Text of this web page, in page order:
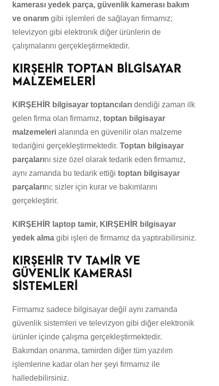
kamerası yedek parça, güvenlik kamerası bakım
ve onarım gibi işlemleri de sağlayan firmamız;
televizyon gibi elektronik diğer ürünlerin de
çalışmalarını gerçekleştirmektedir.
KIRŞEHİR TOPTAN BİLGİSAYAR
MALZEMELERİ
KIRŞEHİR bilgisayar toptancıları dendiği zaman ilk
gelen firma olan firmamız, toptan bilgisayar
malzemeleri alanında en güvenilir olan malzeme
tedariğini gerçekleştirmektedir. Toptan bilgisayar
parçalarını size özel olarak tedarik eden firmamız,
aynı zamanda bu tedarik ettiği toptan bilgisayar
parçalarını; sizler için kurar ve bakımlarını
gerçekleştirir.
KIRŞEHİR laptop tamir, KIRŞEHİR bilgisayar
yedek alma gibi işleri de firmamız da yaptırabilirsiniz.
KIRŞEHİR TV TAMİR VE
GÜVENLİK KAMERASI
SİSTEMLERİ
Firmamız sadece bilgisayar değil aynı zamanda
güvenlik sistemleri ve televizyon gibi diğer elektronik
ürünler içinde çalışma gerçekleştirmektedir.
Bakımdan onarıma, tamirden diğer tüm yazılım
işlemlerine kadar olan her şeyi firmamız ile
halledebilirsiniz.